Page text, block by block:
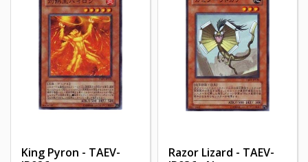
King Pyron - TAEV-
Razor Lizard - TAEV-